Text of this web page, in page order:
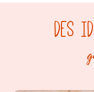
DES